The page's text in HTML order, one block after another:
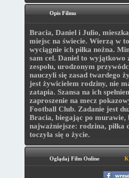
Opis Filmu
Bracia, Daniel i Julio,
miejsc na świecie. Wierzą w
wyciągnie ich piłka nożna.
sam cel. Daniel to wyjątkowo
zespołu, urodzonym
nauczyli się zasad twardego
jest żywicielem rodziny, nie
zatapia. Szansa na ich
zaproszenie na mecz
Football Club. Zadanie jest
Bracia, biegając po murawie,
najważniejsze: rodzina, piłka
toczyła się o życie.
Oglądaj Film Online